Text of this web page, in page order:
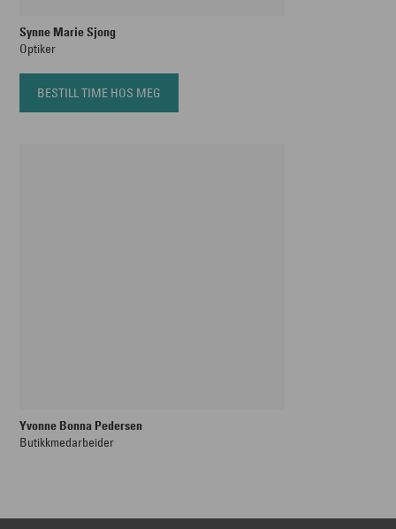
Synne Marie Sjong
Optiker
BESTILL TIME HOS MEG
Yvonne Bonna Pedersen
Butikkmedarbeider